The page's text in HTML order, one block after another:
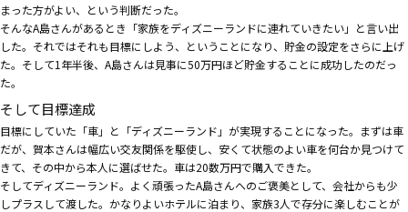
まった方がよい、という判断だった。
そんなA島さんがあるとき「家族をディズニーランドに連れていきたい」と言い出
した。それではそれも目標にしよう、ということになり、貯金の設定をさらに上げ
た。そして1年半後、A島さんは見事に50万円ほど貯金することに成功したのだっ
た。
そして目標達成
目標にしていた「車」と「ディズニーランド」が実現することになった。まずは車
だが、賀本さんは幅広い交友関係を駆使し、安くて状態のよい車を何台か見つけて
きて、その中から本人に選ばせた。車は20数万円で購入できた。
そしてディズニーランド。よく頑張ったA島さんへのご褒美として、会社からも少
しプラスして渡した。かなりよいホテルに泊まり、家族3人で存分に楽しむことが